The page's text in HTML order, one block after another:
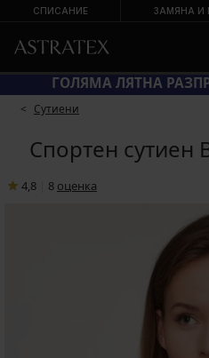
СПИСАНИЕ ЗАМЯНА И
= ЕКСТРА −20 % НА
Сутиени
Спортен сутиен
4,8 8 oценка